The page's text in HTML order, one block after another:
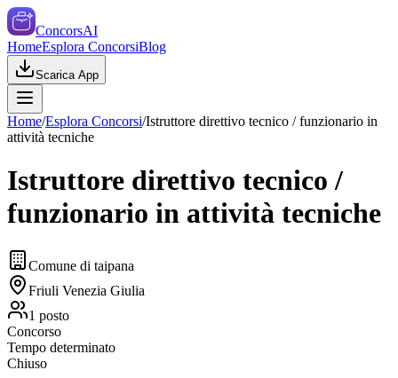
ConcorsAI
HomeEsplora ConcorsiBlog
Scarica App
Home/Esplora Concorsi/Istruttore direttivo tecnico / funzionario in
attività tecniche
Istruttore direttivo tecnico /
funzionario in attività tecniche
Comune di taipana
Friuli Venezia Giulia
1 posto
Concorso
Tempo determinato
Chiuso